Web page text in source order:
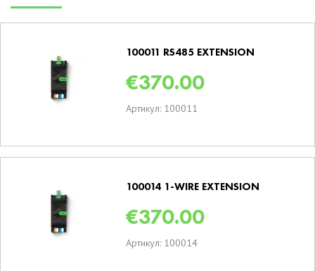
100011 RS485 EXTENSION
€370.00
Артикул: 100011
100014 1-WIRE EXTENSION
€370.00
Артикул: 100014